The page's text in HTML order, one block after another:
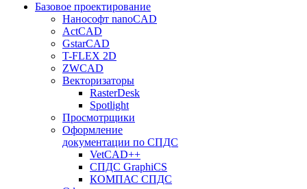
Базовое проектирование
Нанософт nanoCAD
ActCAD
GstarCAD
T-FLEX 2D
ZWCAD
Векторизаторы
RasterDesk
Spotlight
Просмотрщики
Оформление
документации по СПДС
VetCAD++
СПДС GraphiCS
КОМПАС СПДС